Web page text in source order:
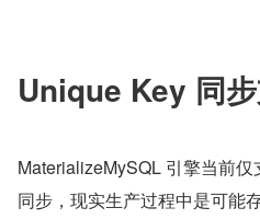
​Unique Key 同
MaterializeMySQL 引擎当前
同步，现实生产过程中是可能